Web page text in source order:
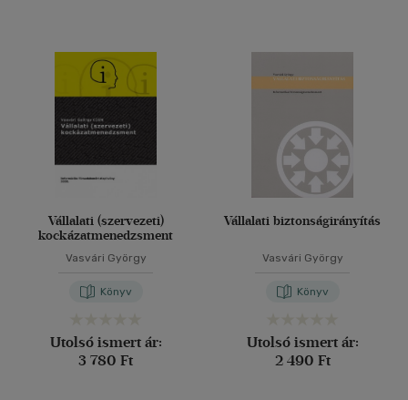
Vállalati (szervezeti)
kockázatmenedzsment
Vasvári György
Könyv
Utolsó ismert ár:
3 780 Ft
Vállalati biztonságirányítás
Vasvári György
Könyv
Utolsó ismert ár:
2 490 Ft